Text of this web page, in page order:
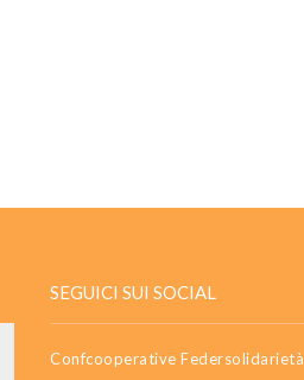
SEGUICI SUI SOCIAL
Confcooperative Federsolidarietà